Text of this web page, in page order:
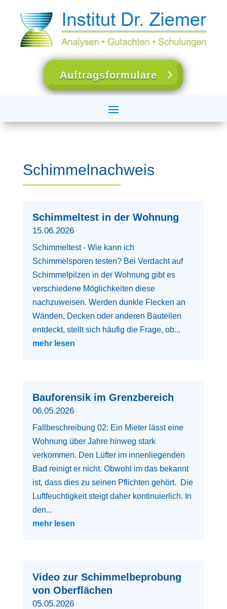
Auftragsformulare
Schimmelnachweis
Schimmeltest in der Wohnung
15.06.2026
Schimmeltest - Wie kann ich
Schimmelsporen testen? Bei Verdacht auf
Schimmelpilzen in der Wohnung gibt es
verschiedene Möglichkeiten diese
nachzuweisen. Werden dunkle Flecken an
Wänden, Decken oder anderen Bauteilen
entdeckt, stellt sich häufig die Frage, ob...
mehr lesen
Bauforensik im Grenzbereich
06.05.2026
Fallbeschreibung 02: Ein Mieter lässt eine
Wohnung über Jahre hinweg stark
verkommen. Den Lüfter im innenliegenden
Bad reinigt er nicht. Obwohl im das bekannt
ist, dass dies zu seinen Pflichten gehört. Die
Luftfeuchtigkeit steigt daher kontinuierlich. In
den...
mehr lesen
Video zur Schimmelbeprobung
von Oberflächen
05.05.2026